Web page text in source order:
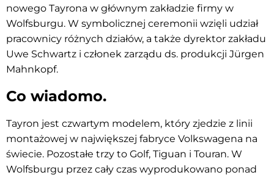
nowego Tayrona w głównym zakładzie firmy w
Wolfsburgu. W symbolicznej ceremonii wzięli udział
pracownicy różnych działów, a także dyrektor zakładu
Uwe Schwartz i członek zarządu ds. produkcji Jürgen
Mahnkopf.
Co wiadomo.
Tayron jest czwartym modelem, który zjedzie z linii
montażowej w największej fabryce Volkswagena na
świecie. Pozostałe trzy to Golf, Tiguan i Touran. W
Wolfsburgu przez cały czas wyprodukowano ponad